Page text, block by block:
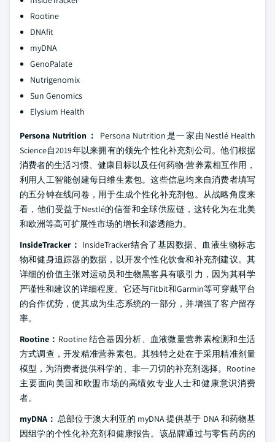
Rootine
DNAfit
myDNA
GenoPalate
Nutrigenomix
Sun Genomics
Elysium Health
Persona Nutrition：
Persona Nutrition是一家由Nestlé Health
Science自2019年以来拥有的领先个性化补充剂公司。他们根据
消费者的生活习惯、健康目标以及任何药物-营养素相互作用，
利用人工智能创建每日维生素包。这些信息均来自消费者填写
的五分钟在线问卷，用于生成个性化补充剂包。从战略角度来
看，他们受益于Nestlé的信誉和全球供应链，这转化为在北美
和欧洲等高可扩展性市场的增长和渗透能力。
InsideTracker： InsideTracker结合了基因数据、血液生物标志
物和健身追踪器的数据，以开发个性化饮食和补充剂建议。其
详细的价值主张对运动员和生物黑客具有吸引力，因为其科学
严谨性和建议的详细程度。它还与Fitbit和Garmin等可穿戴平台
的合作优势，使其成为生态系统的一部分，并增强了客户留存
率。
Rootine： Rootine 结合基因分析、血液微量营养素检测和生活
方式调查，开发精准营养素包。其独特之处在于采用精准剂量
模型，为消费者提供科学的、非一刀切的补充剂选择。Rootine
主要面向美国和欧盟市场的高绩效专业人士和健康意识消费
者。
myDNA： 总部位于澳大利亚的 myDNA 提供基于 DNA 和药物基
因组学的个性化补充剂和健康报告。该品牌通过与零售药房的